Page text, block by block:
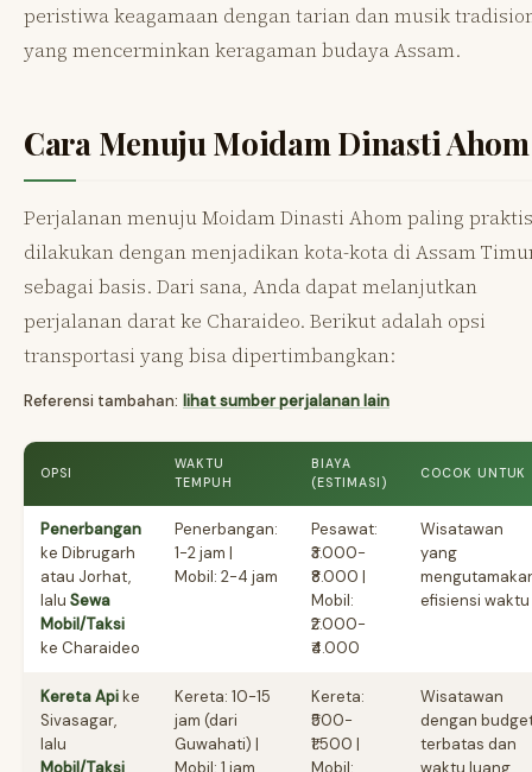
peristiwa keagamaan dengan tarian dan musik
yang mencerminkan keragaman budaya Assam.
Cara Menuju Moidam Dinasti Ahom
Perjalanan menuju Moidam Dinasti Ahom paling praktis
dilakukan dengan menjadikan kota-kota di Assam
sebagai basis. Dari sana, Anda dapat melanjutkan
perjalanan darat ke Charaideo. Berikut adalah opsi
transportasi yang bisa dipertimbangkan:
Referensi tambahan: lihat sumber perjalanan lain
OPSI
WAKTU
TEMPUH
BIAYA
(ESTIMASI)
COCOK UNTUK
Penerbangan
ke Dibrugarh
atau Jorhat,
lalu Sewa
Mobil/Taksi
ke Charaideo
Penerbangan:
1-2 jam |
Mobil: 2-4 jam
Pesawat:
₹3.000-
₹8.000 |
Mobil:
₹2.000-
₹4.000
Wisatawan
yang
efisiensi waktu
Kereta Apike
Sivasagar,
lalu
Mobil/Taksi
Kereta: 10-15
jam (dari
Guwahati) |
Mobil: 1 jam
Kereta:
₹500-
₹1.500 |
Mobil:
Wisatawan
dengan
terbatas dan
waktu luang